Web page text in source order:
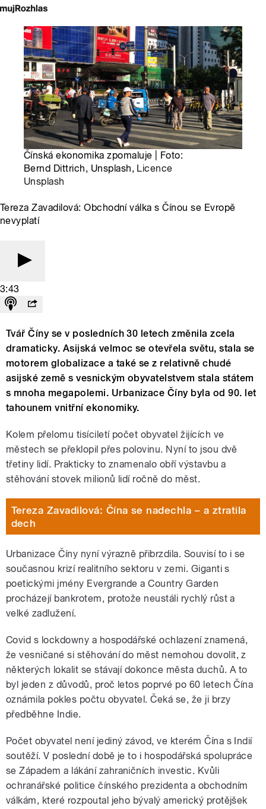
Čínská ekonomika zpomaluje | Foto:
Bernd Dittrich, Unsplash, Licence
Unsplash
Tereza Zavadilová: Obchodní válka s Čínou se Evropě
nevyplatí
3:43
Tvář Číny se v posledních 30 letech změnila zcela
dramaticky. Asijská velmoc se otevřela světu, stala se
motorem globalizace a také se z relativně chudé
asijské země s vesnickým obyvatelstvem stala státem
s mnoha megapolemi. Urbanizace Číny byla od 90. let
tahounem vnitřní ekonomiky.
Kolem přelomu tisíciletí počet obyvatel žijících ve
městech se překlopil přes polovinu. Nyní to jsou dvě
třetiny lidí. Prakticky to znamenalo obří výstavbu a
stěhování stovek milionů lidí ročně do měst.
Tereza Zavadilová: Čína se nadechla – a ztratila
dech
Urbanizace Číny nyní výrazně přibrzdila. Souvisí to i se
současnou krizí realitního sektoru v zemi. Giganti s
poetickými jmény Evergrande a Country Garden
procházejí bankrotem, protože neustáli rychlý růst a
velké zadlužení.
Covid s lockdowny a hospodářské ochlazení znamená,
že vesničané si stěhování do měst nemohou dovolit, z
některých lokalit se stávají dokonce města duchů. A to
byl jeden z důvodů, proč letos poprvé po 60 letech Čína
oznámila pokles počtu obyvatel. Čeká se, že ji brzy
předběhne Indie.
Počet obyvatel není jediný závod, ve kterém Čína s Indií
soutěží. V poslední době je to i hospodářská spolupráce
se Západem a lákání zahraničních investic. Kvůli
ochranářské politice čínského prezidenta a obchodním
válkám, které rozpoutal jeho bývalý americký protějšek